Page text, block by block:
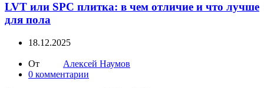
LVT или SPC плитка: в чем отличие и что лучше
для пола
18.12.2025
От
Алексей Наумов
0 комментарии